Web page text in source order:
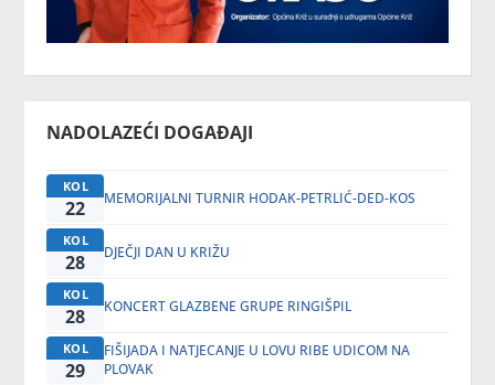
NADOLAZEĆI DOGAĐAJI
KOL
22 MEMORIJALNI TURNIR HODAK-PETRLIĆ-DED-KOS
KOL
28 DJEČJI DAN U KRIŽU
KOL
28 KONCERT GLAZBENE GRUPE RINGIŠPIL
KOL
29
FIŠIJADA I NATJECANJE U LOVU RIBE UDICOM NA
PLOVAK